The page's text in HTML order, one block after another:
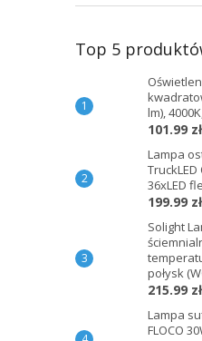
Top 5
lm),
101.99 zł
Lampa
TruckLED
36xLED
199.99 zł
Solight
połysk
215.99 zł
Lampa
FLOCO